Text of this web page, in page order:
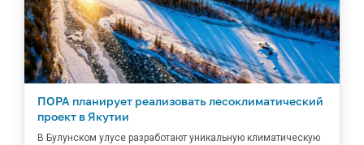
ПОРА планирует реализовать лесоклиматический
проект в Якутии
В Булунском улусе разработают уникальную климатическую